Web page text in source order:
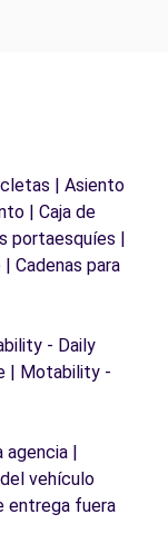
| Asiento
| Caja de
portaesquíes |
Cadenas para
- Daily
| Motability -
agencia |
vehículo
entrega fuera